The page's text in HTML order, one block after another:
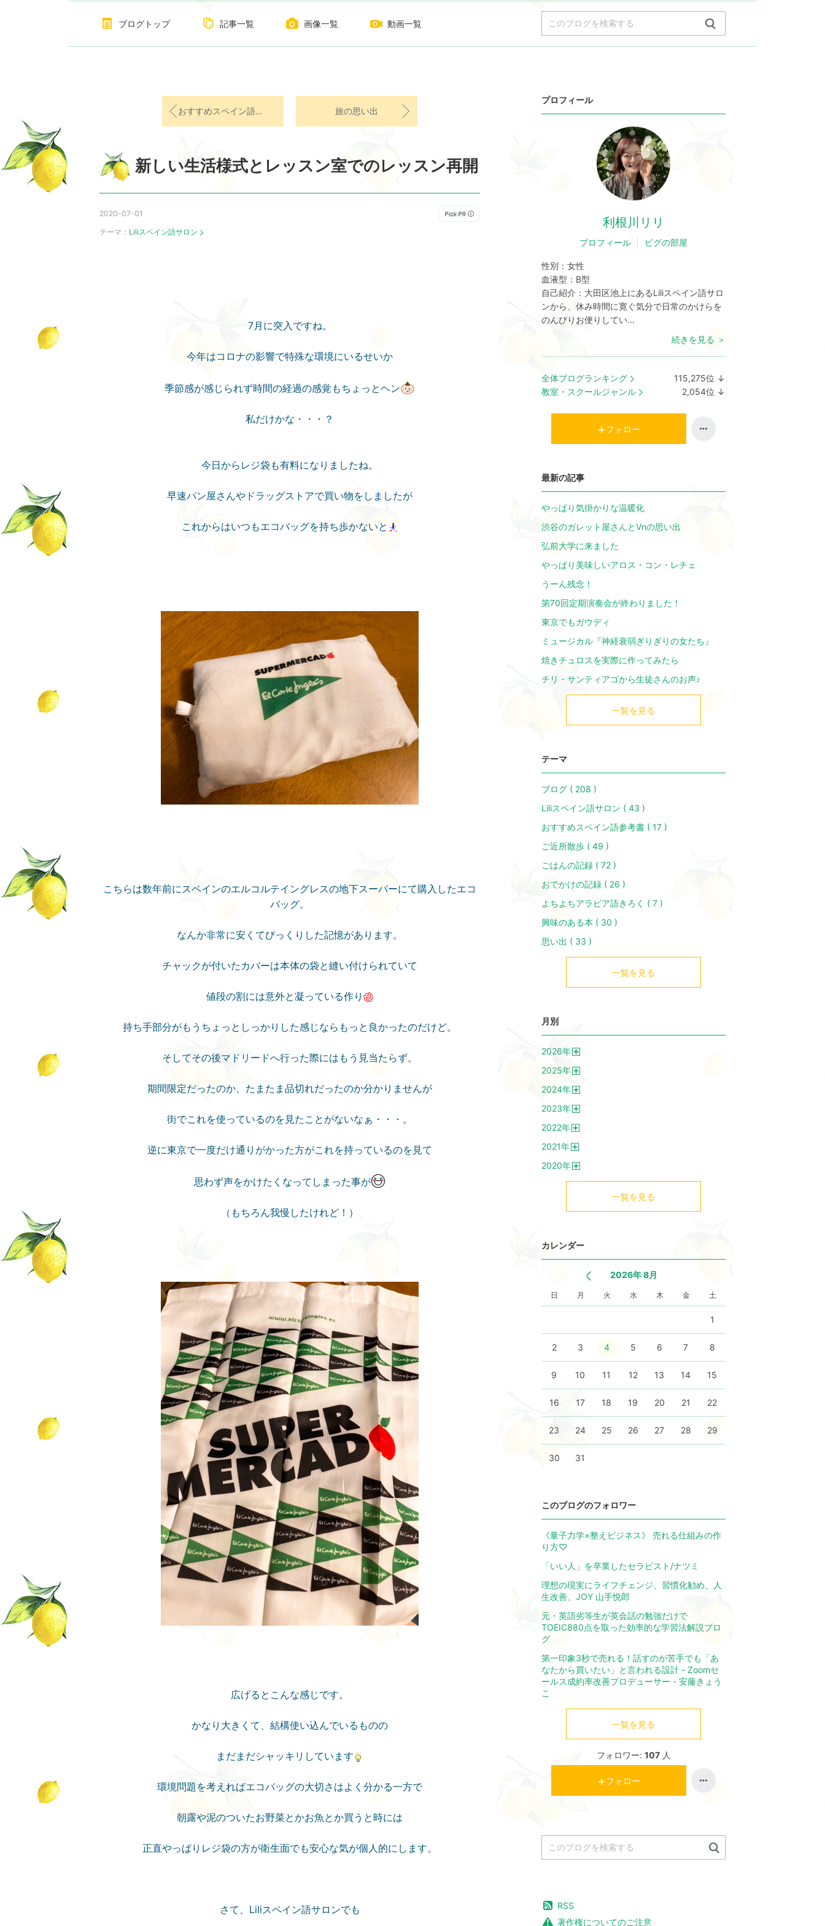
ブログトップ 記事一覧 画像一覧 動画一覧
おすすめスペイン語参考書 旅の思い出
新しい生活様式とレッスン室でのレッスン再開
2020-07-01
テーマ： Liliスペイン語サロン
7月に突入ですね。
今年はコロナの影響で特殊な環境にいるせいか
季節感が感じられず時間の経過の感覚もちょっとヘン
私だけかな・・・？
今日からレジ袋も有料になりましたね。
早速パン屋さんやドラッグストアで買い物をしましたが
これからはいつもエコバッグを持ち歩かないと
こちらは数年前にスペインのエルコルテイングレスの地下スーパーにて購入したエコ
バッグ。
なんか非常に安くてびっくりした記憶があります。
チャックが付いたカバーは本体の袋と縫い付けられていて
値段の割には意外と凝っている作り
持ち手部分がもうちょっとしっかりした感じならもっと良かったのだけど。
そしてその後マドリードへ行った際にはもう見当たらず。
期間限定だったのか、たまたま品切れだったのか分かりませんが
街でこれを使っているのを見たことがないなぁ・・・。
逆に東京で一度だけ通りがかった方がこれを持っているのを見て
思わず声をかけたくなってしまった事が
（もちろん我慢したけれど！）
広げるとこんな感じです。
かなり大きくて、結構使い込んでいるものの
まだまだシャッキリしています
環境問題を考えればエコバッグの大切さはよく分かる一方で
朝露や泥のついたお野菜とかお魚とか買うと時には
正直やっぱりレジ袋の方が衛生面でも安心な気が個人的にします。
さて、Liliスペイン語サロンでも
プロフィール
利根川リリ
プロフィール ピグの部屋
性別： 女性
血液型： B型
自己紹介： 大田区池上にあるLiliスペイン語サロ
ンから、休み時間に寛ぐ気分で日常のかけらを
のんびりお便りしてい...
続きを見る ＞
全体ブログランキング 115,275位 ↓
教室・スクールジャンル 2,054位 ↓
フォロー
最新の記事
やっぱり気掛かりな温暖化
渋谷のガレット屋さんとVnの思い出
弘前大学に来ました
やっぱり美味しいアロス・コン・レチェ
うーん残念！
第70回定期演奏会が終わりました！
東京でもガウディ
ミュージカル『神経衰弱ぎりぎりの女たち』
焼きチュロスを実際に作ってみたら
チリ・サンティアゴから生徒さんのお声♪
一覧を見る
テーマ
ブログ ( 208 )
Liliスペイン語サロン ( 43 )
おすすめスペイン語参考書 ( 17 )
ご近所散歩 ( 49 )
ごはんの記録 ( 72 )
おでかけの記録 ( 26 )
よちよちアラビア語きろく ( 7 )
興味のある本 ( 30 )
思い出 ( 33 )
一覧を見る
月別
2026年
2025年
2024年
2023年
2022年
2021年
2020年
一覧を見る
カレンダー
2026年 8月
日 月 火 水 木 金 土
1
2 3 4 5 6 7 8
9 10 11 12 13 14 15
16 17 18 19 20 21 22
23 24 25 26 27 28 29
30 31
このブログのフォロワー
《量子力学×整えビジネス》 売れる仕組みの作
り方♡
「いい人」を卒業したセラピスト/ナツミ
理想の現実にライフチェンジ、習慣化勧め、人
生改善、JOY 山手悦郎
元・英語劣等生が英会話の勉強だけで
TOEIC880点を取った効率的な学習法解説ブロ
グ
第一印象3秒で売れる！話すのが苦手でも「あ
なたから買いたい」と言われる設計 - Zoomセ
ールス成約率改善プロデューサー - 安藤きょう
こ
一覧を見る
フォロワー: 107 人
フォロー
RSS
著作権についてのご注意